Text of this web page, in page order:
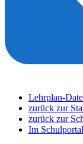
Lehrplan-
zurück zur
zurück zur
Im